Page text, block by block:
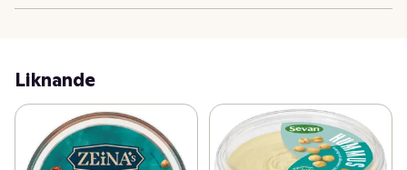
Zeinas Hummus Original är en krämig och smakrik
sälta, som en hummus ska smaka!
Liknande